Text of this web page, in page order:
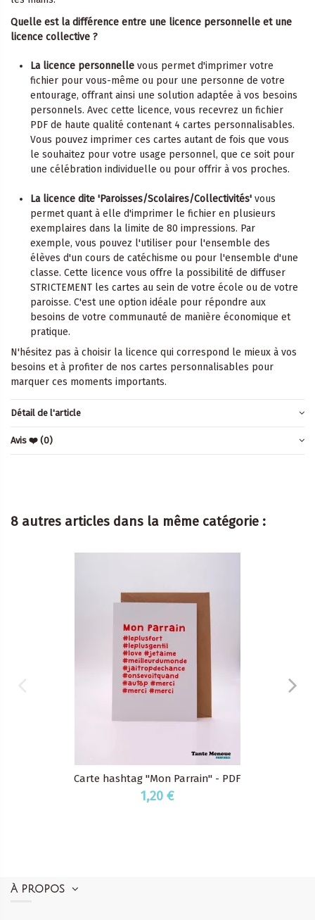
Quelle est la différence entre une licence personnelle et une
licence collective ?
La licence personnelle vous permet d'imprimer votre
fichier pour vous-même ou pour une personne de votre
entourage, offrant ainsi une solution adaptée à vos besoins
personnels. Avec cette licence, vous recevrez un fichier
PDF de haute qualité contenant 4 cartes personnalisables.
Vous pouvez imprimer ces cartes autant de fois que vous
le souhaitez pour votre usage personnel, que ce soit pour
une célébration individuelle ou pour offrir à vos proches.
La licence dite 'Paroisses/Scolaires/Collectivités' vous
permet quant à elle d'imprimer le fichier en plusieurs
exemplaires dans la limite de 80 impressions. Par
exemple, vous pouvez l'utiliser pour l'ensemble des
élèves d'un cours de catéchisme ou pour l'ensemble d'une
classe. Cette licence vous offre la possibilité de diffuser
STRICTEMENT les cartes au sein de votre école ou de votre
paroisse. C'est une option idéale pour répondre aux
besoins de votre communauté de manière économique et
pratique.
N'hésitez pas à choisir la licence qui correspond le mieux à vos
besoins et à profiter de nos cartes personnalisables pour
marquer ces moments importants.
Détail de l'article
Avis ❤️ (0)
8 autres articles dans la même catégorie :
Carte hashtag "Mon Parrain" - PDF
1,20 €
À PROPOS